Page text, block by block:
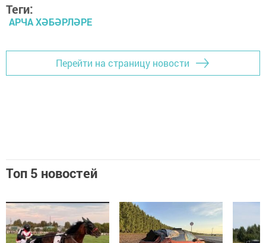
Теги:
АРЧА ХӘБӘРЛӘРЕ
Перейти на страницу новости
Топ 5 новостей